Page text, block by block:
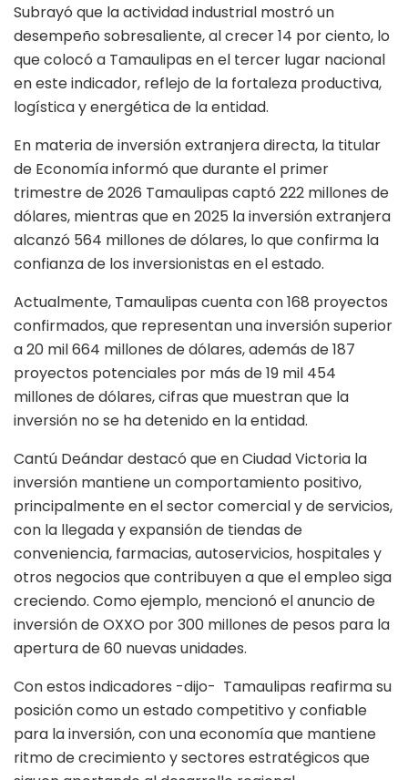
Subrayó que la actividad industrial mostró un
desempeño sobresaliente, al crecer 14 por ciento, lo
que colocó a Tamaulipas en el tercer lugar nacional
en este indicador, reflejo de la fortaleza productiva,
logística y energética de la entidad.
En materia de inversión extranjera directa, la titular
de Economía informó que durante el primer
trimestre de 2026 Tamaulipas captó 222 millones de
dólares, mientras que en 2025 la inversión extranjera
alcanzó 564 millones de dólares, lo que confirma la
confianza de los inversionistas en el estado.
Actualmente, Tamaulipas cuenta con 168 proyectos
confirmados, que representan una inversión superior
a 20 mil 664 millones de dólares, además de 187
proyectos potenciales por más de 19 mil 454
millones de dólares, cifras que muestran que la
inversión no se ha detenido en la entidad.
Cantú Deándar destacó que en Ciudad Victoria la
inversión mantiene un comportamiento positivo,
principalmente en el sector comercial y de servicios,
con la llegada y expansión de tiendas de
conveniencia, farmacias, autoservicios, hospitales y
otros negocios que contribuyen a que el empleo siga
creciendo. Como ejemplo, mencionó el anuncio de
inversión de OXXO por 300 millones de pesos para la
apertura de 60 nuevas unidades.
Con estos indicadores -dijo- Tamaulipas reafirma su
posición como un estado competitivo y confiable
para la inversión, con una economía que mantiene
ritmo de crecimiento y sectores estratégicos que